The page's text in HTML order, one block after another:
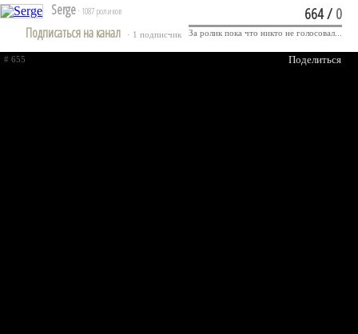
Serge · 1087 роликов
Подписаться на канал · 1 подписчик
# 655 Поделиться
664/0
За ролик пока что никто не голосовал...